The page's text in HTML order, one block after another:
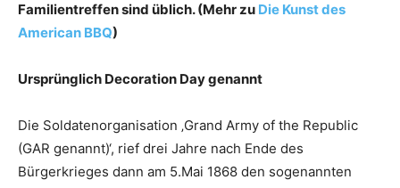
Familientreffen sind üblich. (Mehr zu Die Kunst des
American BBQ)
Ursprünglich Decoration Day genannt
Die Soldatenorganisation ‚Grand Army of the Republic
(GAR genannt)‘, rief drei Jahre nach Ende des
Bürgerkrieges dann am 5.Mai 1868 den sogenannten